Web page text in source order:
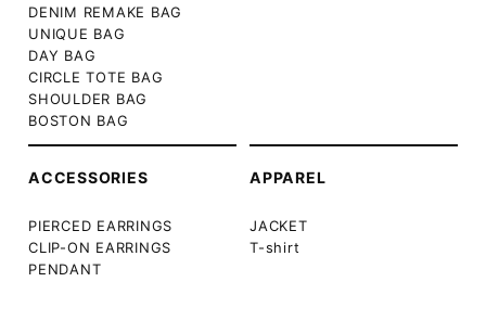
DENIM REMAKE BAG
UNIQUE BAG
DAY BAG
CIRCLE TOTE BAG
SHOULDER BAG
BOSTON BAG
ACCESSORIES
PIERCED EARRINGS
CLIP-ON EARRINGS
PENDANT
APPAREL
JACKET
T-shirt